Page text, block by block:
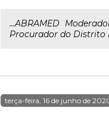
...ABRAMED
Procurador do Distrito
terça-feira, 16 de junho de